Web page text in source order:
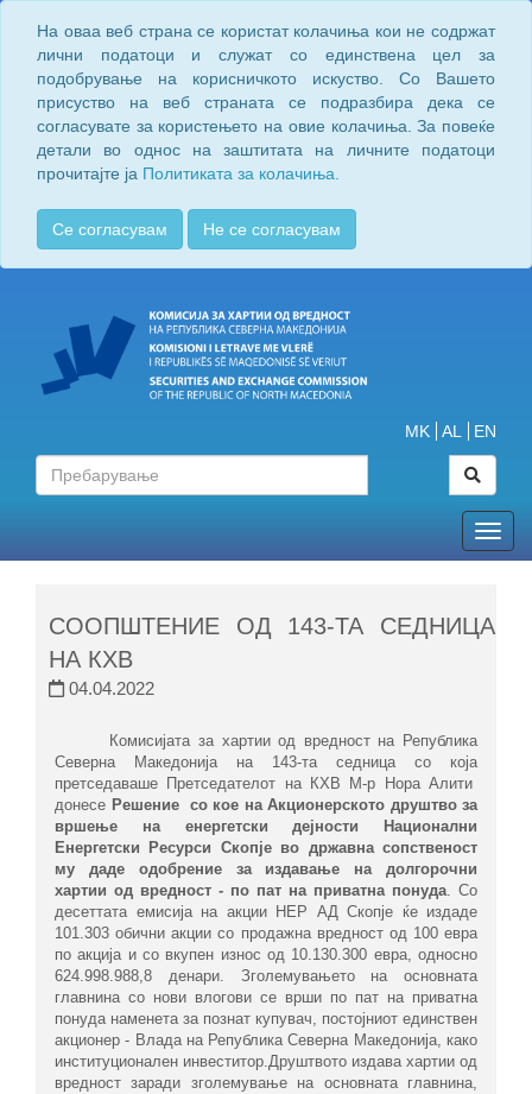
На оваа веб страна се користат колачиња кои не содржат
лични податоци и служат со единствена цел за
подобрување на корисничкото искуство. Со Вашето
присуство на веб страната се подразбира дека се
согласувате за користењето на овие колачиња. За повеќе
детали во однос на заштитата на личните податоци
прочитајте ја Политиката за колачиња.
Се согласувам Не се согласувам
MK AL EN
СООПШТЕНИЕ ОД 143-ТА СЕДНИЦА
НА КХВ
04.04.2022
Комисијата за хартии од вредност на Република
Северна Македонија на 143-та седница со која
претседаваше Претседателот на КХВ М-р Нора Алити
донесе Решение со кое на Акционерското друштво за
вршење на енергетски дејности
Национални
Енергетски Ресурси Скопје во државна сопственост
му даде одобрение за издавање на долгорочни
хартии од вредност - по пат на приватна понуда. Со
десеттата емисија на акции НЕР АД Скопје ќе издаде
101.303 обични акции со продажна вредност од 100 евра
по акција и со вкупен износ од 10.130.300 евра, односно
624.998.988,8 денари. Зголемувањето на основната
главнина со нови влогови се врши по пат на приватна
понуда наменета за познат купувач, постојниот единствен
акционер - Влада на Република Северна Македонија, како
институционален инвеститор.Друштвото издава хартии од
вредност заради зголемување на основната главнина,